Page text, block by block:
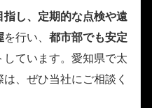
し、定期的な点検や遠
を行い、 都市部でも安定
しています。愛知県で太
、ぜひ当社にご相談く